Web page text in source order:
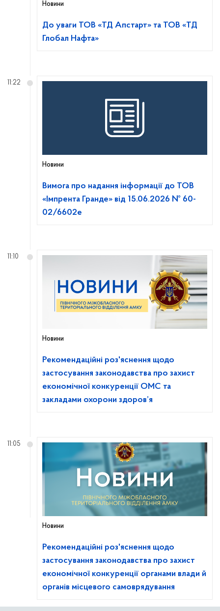
Новини
До уваги ТОВ «ТД Апстарт» та ТОВ «ТД
Глобал Нафта»
Новини
Вимога про надання інформації до ТОВ
«Імпрента Гранде» від 15.06.2026 № 60-
02/6602е
11:22
Новини
Рекомендаційні роз'яснення щодо
застосування законодавства про захист
економічної конкуренції ОМС та
закладами охорони здоров’я
11:10
Новини
Рекомендаційні роз'яснення щодо
застосування законодавства про захист
економічної конкуренції органами влади й
органів місцевого самоврядування
11:05